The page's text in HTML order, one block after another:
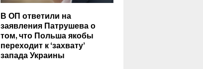
В ОП ответили на
заявления Патрушева о
том, что Польша якобы
переходит к ‘захвату’
запада Украины